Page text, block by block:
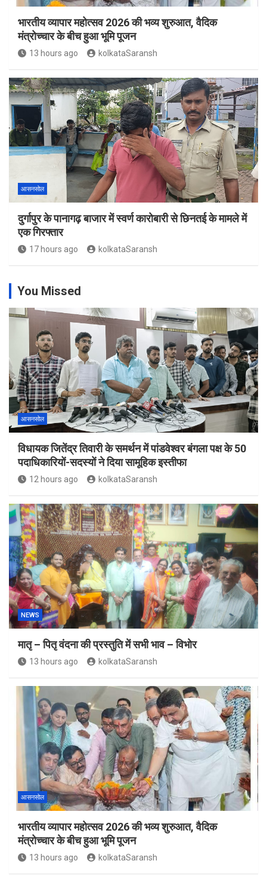
भारतीय व्यापार महोत्सव 2026 की भव्य शुरुआत, वैदिक
मंत्रोच्चार के बीच हुआ भूमि पूजन
13 hours ago kolkataSaransh
आसनसोल
दुर्गापुर के पानागढ़ बाजार में स्वर्ण कारोबारी से छिनतई के मामले में
एक गिरफ्तार
17 hours ago kolkataSaransh
You Missed
आसनसोल
विधायक जितेंद्र तिवारी के समर्थन में पांडवेश्वर बंगला पक्ष के 50
पदाधिकारियों-सदस्यों ने दिया सामूहिक इस्तीफा
12 hours ago kolkataSaransh
NEWS
मातृ – पितृ वंदना की प्रस्तुति में सभी भाव – विभोर
13 hours ago kolkataSaransh
आसनसोल
भारतीय व्यापार महोत्सव 2026 की भव्य शुरुआत, वैदिक
मंत्रोच्चार के बीच हुआ भूमि पूजन
13 hours ago kolkataSaransh